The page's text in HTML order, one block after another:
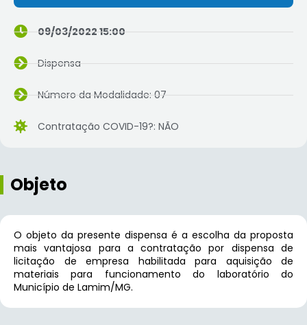
09/03/2022 15:00
Dispensa
Número da Modalidade: 07
Contratação COVID-19?: NÃO
Objeto
O objeto da presente dispensa é a escolha da proposta
mais vantajosa para a contratação por dispensa de
licitação de empresa habilitada para aquisição de
materiais para funcionamento do laboratório do
Município de Lamim/MG.